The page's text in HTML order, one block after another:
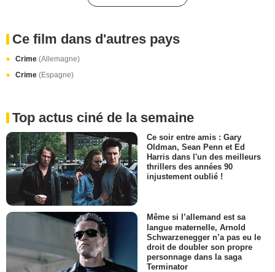
Ce film dans d'autres pays
Crime (Allemagne)
Crime (Espagne)
Top actus ciné de la semaine
Ce soir entre amis : Gary
Oldman, Sean Penn et Ed
Harris dans l'un des meilleurs
thrillers des années 90
injustement oublié !
Même si l’allemand est sa
langue maternelle, Arnold
Schwarzenegger n’a pas eu le
droit de doubler son propre
personnage dans la saga
Terminator